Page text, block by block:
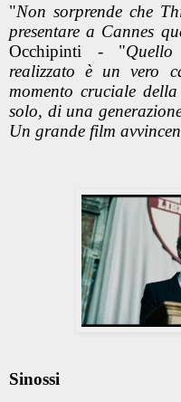
"Non sorprende che
presentare a Cannes
Occhipinti - "
realizzato è un vero
momento cruciale
solo, di una
Un grande film
Sinossi